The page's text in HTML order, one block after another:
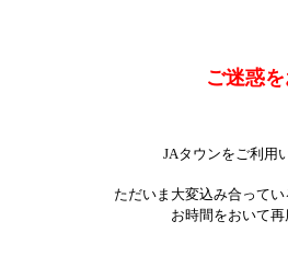
ご迷惑
JAタウンをご利用
ただいま大変込み合って
お時間をおいて